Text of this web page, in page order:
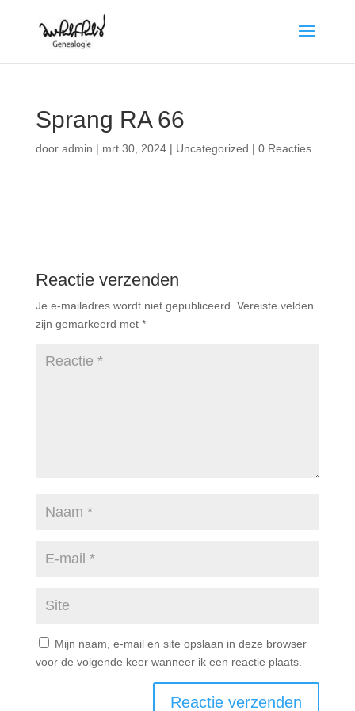
Sprang RA 66
door admin | mrt 30, 2024| Uncategorized | 0 Reacties
Reactie verzenden
Je e-mailadres wordt niet gepubliceerd. Vereiste velden
zijn gemarkeerd met *
Mijn naam, e-mail en site opslaan in deze browser
voor de volgende keer wanneer ik een reactie plaats.